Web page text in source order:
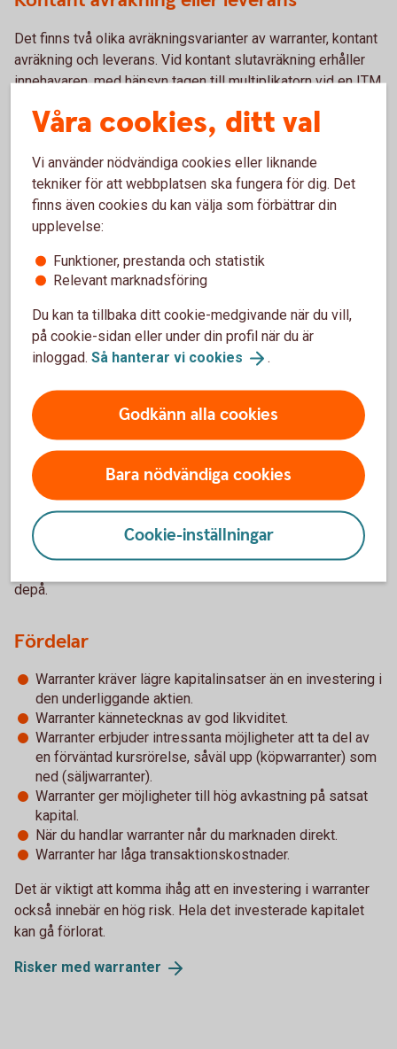
Det finns två olika avräkningsvarianter av warranter, kontant
avräkning och leverans. Vid kontant slutavräkning erhåller
innehavaren, med hänsyn tagen till multiplikatorn vid en ITM
(realvärdet) kontant till sin värdepapperstjänst eller depå.
Warranter emitterade av Sparbanken Skaraborg har kontant
slutavräkning.
Avtal eller värdepapper
Warranter är värdepapper. Varje warrant beskrivs och
warrant-hemsidan under Analysverktyget. Slutliga villkor
utgörs av ett grundprospekt som finns publicerat på
www.swedbank.se. Sparbanken Skaraborgs warranter är
innebär att det inte utfärdas några fysiska värdepapper.
Det enda som behövs är en värdepapperstjänst eller en
värdepappersdepå hos en bank för att kunna handla
warranter. Detta skall ses i motsats till t ex OM's
standardiserade optioner som är avtal mellan OM och
kunden. Det går också bra att handla warranter till
investeringssparkonto - ISK och Kapitalspar Depå. Däremot
depå.
Fördelar
Warranter kräver lägre kapitalinsatser än en investering i
den underliggande aktien.
Warranter kännetecknas av god likviditet.
Warranter erbjuder intressanta möjligheter att ta del av
en förväntad kursrörelse, såväl upp (köpwarranter) som
ned (säljwarranter).
Warranter ger möjligheter till hög avkastning på satsat
kapital.
När du handlar warranter når du marknaden direkt.
Warranter har låga transaktionskostnader.
Det är viktigt att komma ihåg att en investering i warranter
också innebär en hög risk. Hela det investerade kapitalet
kan gå förlorat.
Risker med warranter
Våra cookies, ditt val
Vi använder nödvändiga cookies eller liknande
tekniker för att webbplatsen ska fungera för dig. Det
finns även cookies du kan välja som förbättrar din
upplevelse:
Funktioner, prestanda och statistik
Relevant marknadsföring
Du kan ta tillbaka ditt cookie-medgivande när du vill,
på cookie-sidan eller under din profil när du är
inloggad. Så hanterar vi cookies .
Godkänn alla cookies
Bara nödvändiga cookies
Cookie-inställningar